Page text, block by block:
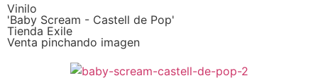
Vinilo
'Baby Scream - Castell de Pop'
Tienda Exile
Venta pinchando imagen